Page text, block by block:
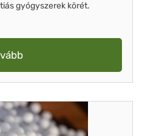
gyógyszerek körét.